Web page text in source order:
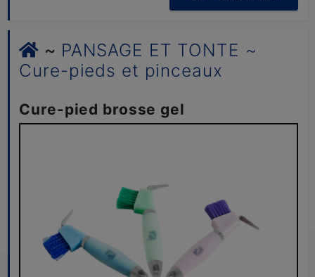
~ PANSAGE ET TONTE ~
Cure-pieds et pinceaux
Cure-pied brosse gel